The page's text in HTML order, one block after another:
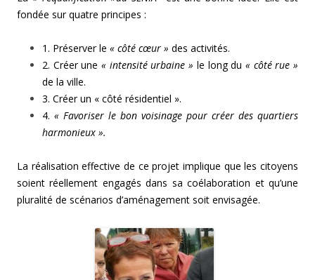
fondée sur quatre principes :
1. Préserver le « côté cœur » des activités.
2. Créer une« intensité urbaine » le long du « côté rue »
de la ville.
3. Créer un « côté résidentiel ».
4. « Favoriser le bon voisinage pour créer des quartiers
harmonieux ».
La réalisation effective de ce projet implique que les citoyens
soient réellement engagés dans sa coélaboration et qu’une
pluralité de scénarios d’aménagement soit envisagée.